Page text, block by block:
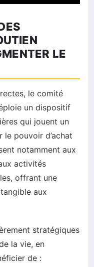
LE
le comité
un dispositif
qui jouent un
pouvoir d’achat
notamment aux
activités
offrant une
aux
stratégiques
la vie, en
de :